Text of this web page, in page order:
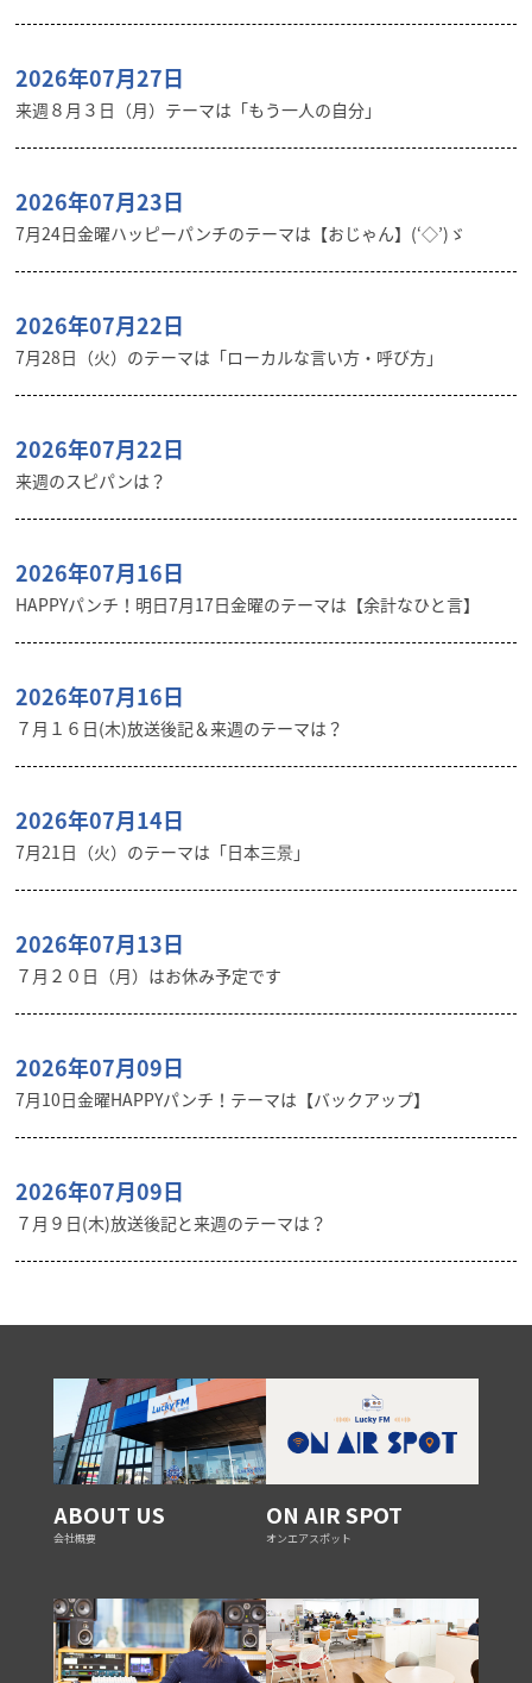
2026年07月27日
来週８月３日（月）テーマは「もう一人の自分」
2026年07月23日
7月24日金曜ハッピーパンチのテーマは【おじゃん】(‘◇’)ゞ
2026年07月22日
7月28日（火）のテーマは「ローカルな言い方・呼び方」
2026年07月22日
来週のスピパンは？
2026年07月16日
HAPPYパンチ！明日7月17日金曜のテーマは【余計なひと言】
2026年07月16日
７月１６日(木)放送後記＆来週のテーマは？
2026年07月14日
7月21日（火）のテーマは「日本三景」
2026年07月13日
７月２０日（月）はお休み予定です
2026年07月09日
7月10日金曜HAPPYパンチ！テーマは【バックアップ】
2026年07月09日
７月９日(木)放送後記と来週のテーマは？
ABOUT US
会社概要
ON AIR SPOT
オンエアスポット